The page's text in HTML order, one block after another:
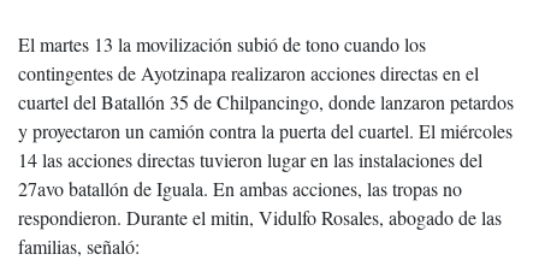
El martes 13 la movilización subió de tono cuando los
contingentes de Ayotzinapa realizaron acciones directas en el
cuartel del Batallón 35 de Chilpancingo, donde lanzaron petardos
y proyectaron un camión contra la puerta del cuartel. El miércoles
14 las acciones directas tuvieron lugar en las instalaciones del
27avo batallón de Iguala. En ambas acciones, las tropas no
respondieron. Durante el mitin, Vidulfo Rosales, abogado de las
familias, señaló: